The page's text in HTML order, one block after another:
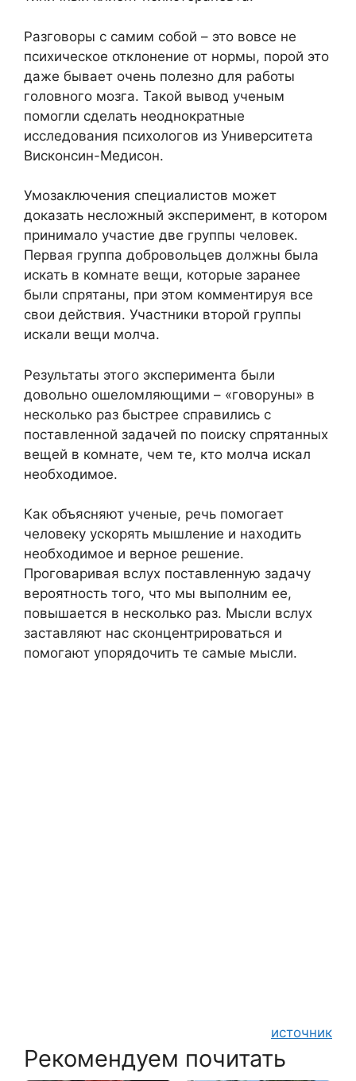
Разговоры с самим собой – это вовсе не
психическое отклонение от нормы, порой это
даже бывает очень полезно для работы
головного мозга. Такой вывод ученым
помогли сделать неоднократные
исследования психологов из Университета
Висконсин-Медисон.
Умозаключения специалистов может
доказать несложный эксперимент, в котором
принимало участие две группы человек.
Первая группа добровольцев должны была
искать в комнате вещи, которые заранее
были спрятаны, при этом комментируя все
свои действия. Участники второй группы
искали вещи молча.
Результаты этого эксперимента были
довольно ошеломляющими – «говоруны» в
несколько раз быстрее справились с
поставленной задачей по поиску спрятанных
вещей в комнате, чем те, кто молча искал
необходимое.
Как объясняют ученые, речь помогает
человеку ускорять мышление и находить
необходимое и верное решение.
Проговаривая вслух поставленную задачу
вероятность того, что мы выполним ее,
повышается в несколько раз. Мысли вслух
заставляют нас сконцентрироваться и
помогают упорядочить те самые мысли.
источник
Рекомендуем почитать